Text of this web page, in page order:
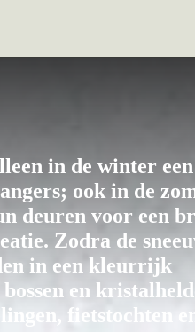
in de winter een
ook in de
deuren voor een
Zodra de
in een kleurrijk
en
fietstochten